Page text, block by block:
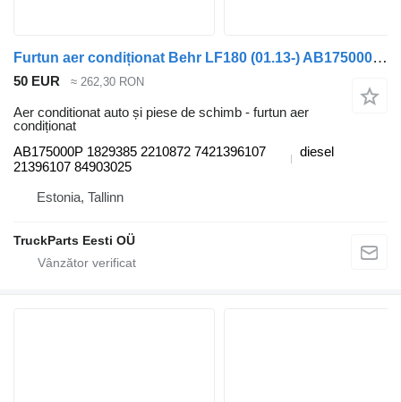
Furtun aer condiționat Behr LF180 (01.13-) AB175000P pentru cap tractor DAF LF45, LF55, LF180, CF65, CF75, CF85 (2001-)
50 EUR ≈ 262,30 RON
Aer conditionat auto și piese de schimb - furtun aer
condiționat
AB175000P 1829385 2210872 7421396107
21396107 84903025
diesel
Estonia, Tallinn
TruckParts Eesti OÜ